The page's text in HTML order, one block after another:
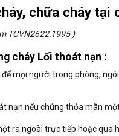
chữa cháy tại
TCVN2622:1995 )
cháy Lối thoát nạn :
mọi người trong phòng,
nạn nếu chúng thỏa mãn
ra ngoài trực tiếp hoặc qua